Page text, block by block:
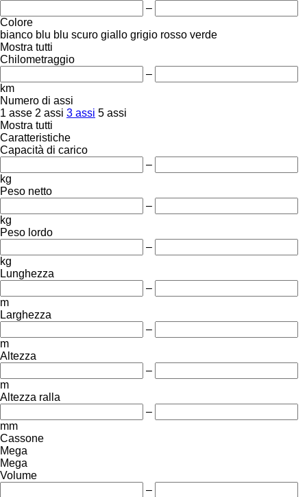
–
Colore
bianco blu blu scuro giallo grigio rosso verde
Mostra tutti
Chilometraggio
–
km
Numero di assi
1 asse 2 assi 3 assi 5 assi
Mostra tutti
Caratteristiche
Capacità di carico
–
kg
Peso netto
–
kg
Peso lordo
–
kg
Lunghezza
–
m
Larghezza
–
m
Altezza
–
m
Altezza ralla
–
mm
Cassone
Mega
Mega
Volume
–